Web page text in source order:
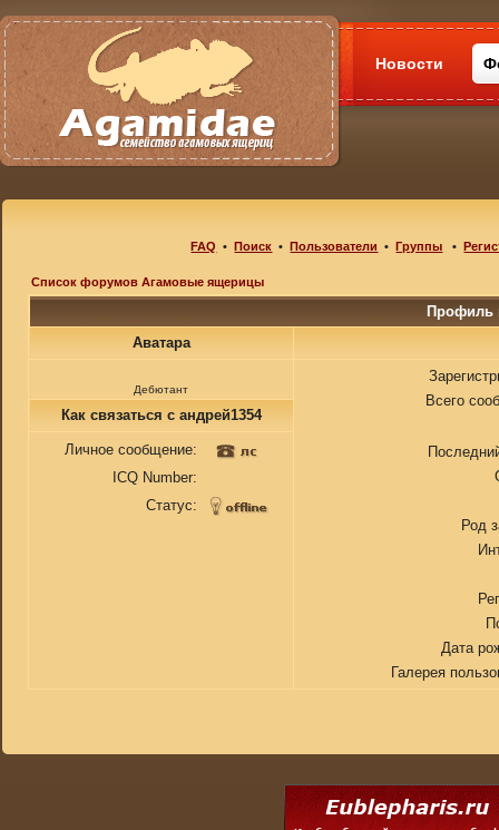
Новости
FAQ •Поиск •Пользователи •Группы •
Список форумов Агамовые ящерицы
Профиль
Аватара
Дебютант
Всего
Род
Дата
Галерея
Как связаться с андрей1354
Личное сообщение:
ICQ Number:
Статус: